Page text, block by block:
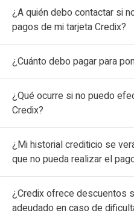
¿A quién debo contactar si
pagos de mi tarjeta Credix?
¿Cuánto debo pagar para
¿Qué ocurre si no puedo
Credix?
¿Mi historial crediticio se
que no pueda realizar el
¿Credix ofrece descuentos
adeudado en caso de